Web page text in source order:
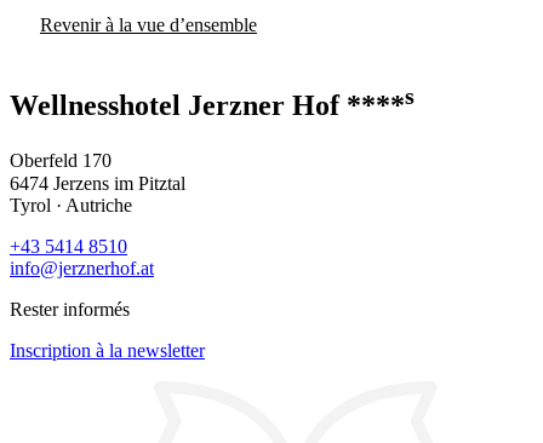
Revenir à la vue d’ensemble
Wellnesshotel Jerzner Hof ****s
Oberfeld 170
6474 Jerzens im Pitztal
Tyrol · Autriche
+43 5414 8510
info@jerznerhof.at
Rester informés
Inscription à la newsletter